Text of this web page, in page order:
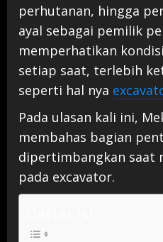
perhutanan, hingga
ayal sebagai pemilik
memperhatikan
setiap saat, terlebih
seperti hal nya
Pada ulasan kali ini,
membahas bagian
dipertimbangkan saat
pada excavator.